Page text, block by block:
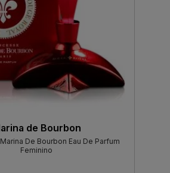
de Bourbon
De Bourbon Eau De Parfum
Feminino